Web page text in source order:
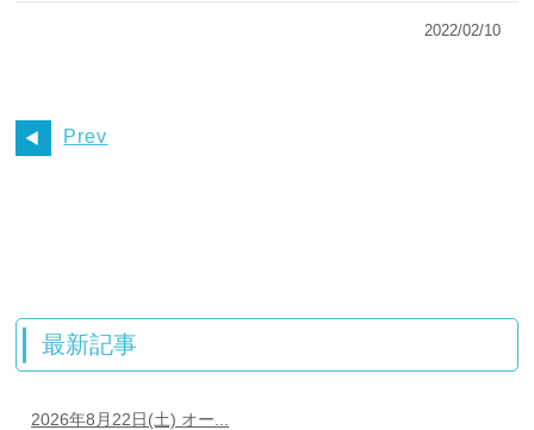
2022/02/10
Prev
最新記事
2026年8月22日(土) オー...